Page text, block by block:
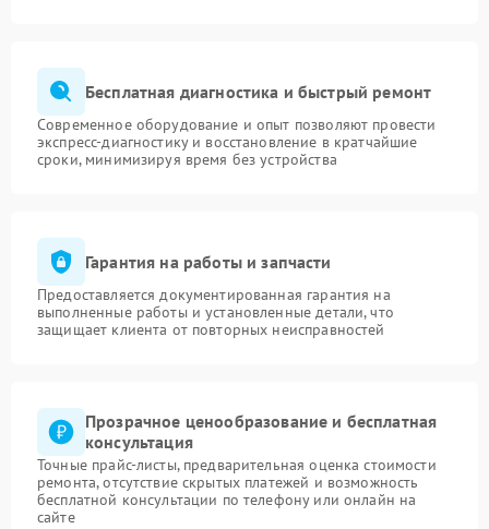
Бесплатная диагностика и быстрый ремонт
Современное оборудование и опыт позволяют провести
экспресс-диагностику и восстановление в кратчайшие
сроки, минимизируя время без устройства
Гарантия на работы и запчасти
Предоставляется документированная гарантия на
выполненные работы и установленные детали, что
защищает клиента от повторных неисправностей
Прозрачное ценообразование и бесплатная
консультация
Точные прайс-листы, предварительная оценка стоимости
ремонта, отсутствие скрытых платежей и возможность
бесплатной консультации по телефону или онлайн на
сайте